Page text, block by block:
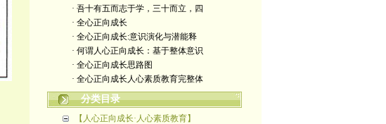
· 吾十有五而志于学，三十而立，四
· 全心正向成长
· 全心正向成长:意识演化与潜能释
· 何谓人心正向成长：基于整体意识
· 全心正向成长思路图
· 全心正向成长人心素质教育完整体
分类目录
【人心正向成长·人心素质教育】